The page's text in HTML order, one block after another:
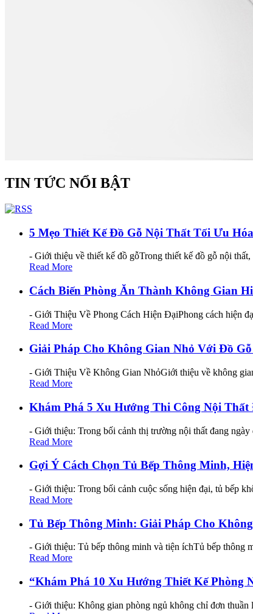
TIN TỨC NỔI BẬT
5 Mẹo Thiết Kế Đồ Gỗ Nội Thất Tối Ưu
- Giới thiệu về thiết kế đồ gỗTrong thiết kế đồ gỗ nội
Read More
Cách Biến Phòng Ăn Thành Không Gian
- Giới Thiệu Về Phong Cách Hiện ĐạiPhong cách hiện
Read More
Giải Pháp Cho Không Gian Nhỏ Với Đồ
- Giới Thiệu Về Không Gian NhỏGiới thiệu về không
Read More
Khám Phá 5 Xu Hướng Thi Công Nội Thất
- Giới thiệu: Trong bối cảnh thị trường nội thất đang
Read More
Gợi Ý Cách Chọn Tủ Bếp Thông Minh,
- Giới thiệu: Trong bối cảnh cuộc sống hiện đại, tủ bếp
Read More
Tủ Bếp Thông Minh: Giải Pháp Cho
- Giới thiệu: Tủ bếp thông minh và tiện íchTủ bếp thông
Read More
“Khám Phá 10 Xu Hướng Thiết Kế Phòng
- Giới thiệu: Không gian phòng ngủ không chỉ đơn thuần